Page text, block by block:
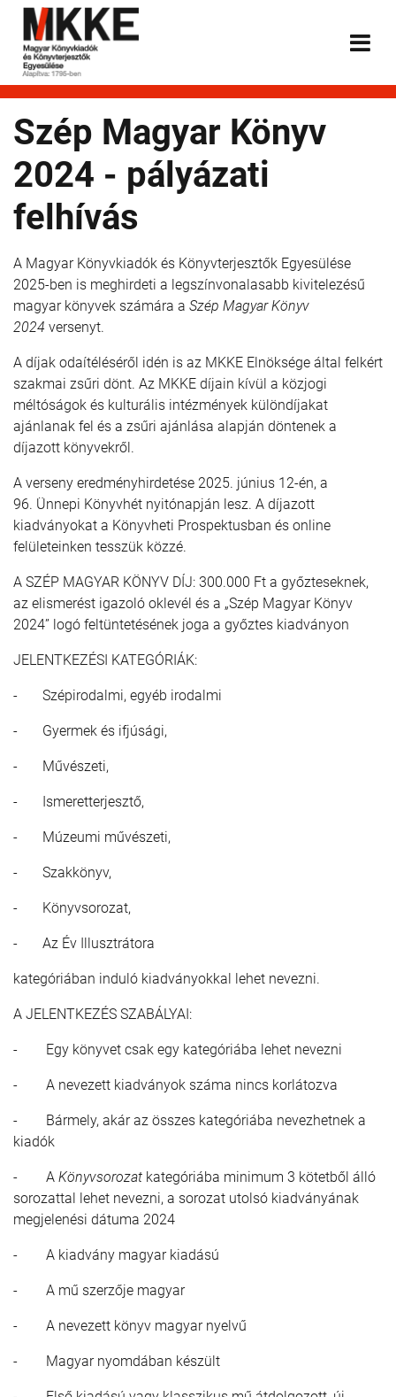
Szép Magyar Könyv
2024 - pályázati
felhívás
A Magyar Könyvkiadók és Könyvterjesztők Egyesülése
2025-ben is meghirdeti a legszínvonalasabb kivitelezésű
magyar könyvek számára a Szép Magyar Könyv
2024 versenyt.
A díjak odaítéléséről idén is az MKKE Elnöksége által felkért
szakmai zsűri dönt. Az MKKE díjain kívül a közjogi
méltóságok és kulturális intézmények különdíjakat
ajánlanak fel és a zsűri ajánlása alapján döntenek a
díjazott könyvekről.
A verseny eredményhirdetése 2025. június 12-én, a
96. Ünnepi Könyvhét nyitónapján lesz. A díjazott
kiadványokat a Könyvheti Prospektusban és online
felületeinken tesszük közzé.
A SZÉP MAGYAR KÖNYV DÍJ: 300.000 Ft a győzteseknek,
az elismerést igazoló oklevél és a „Szép Magyar Könyv
2024” logó feltüntetésének joga a győztes kiadványon
JELENTKEZÉSI KATEGÓRIÁK:
- Szépirodalmi, egyéb irodalmi
- Gyermek és ifjúsági,
- Művészeti,
- Ismeretterjesztő,
- Múzeumi művészeti,
- Szakkönyv,
- Könyvsorozat,
- Az Év Illusztrátora
kategóriában induló kiadványokkal lehet nevezni.
A JELENTKEZÉS SZABÁLYAI:
- Egy könyvet csak egy kategóriába lehet nevezni
- A nevezett kiadványok száma nincs korlátozva
- Bármely, akár az összes kategóriába nevezhetnek a
kiadók
- A Könyvsorozat kategóriába minimum 3 kötetből álló
sorozattal lehet nevezni, a sorozat utolsó kiadványának
megjelenési dátuma 2024
- A kiadvány magyar kiadású
- A mű szerzője magyar
- A nevezett könyv magyar nyelvű
- Magyar nyomdában készült